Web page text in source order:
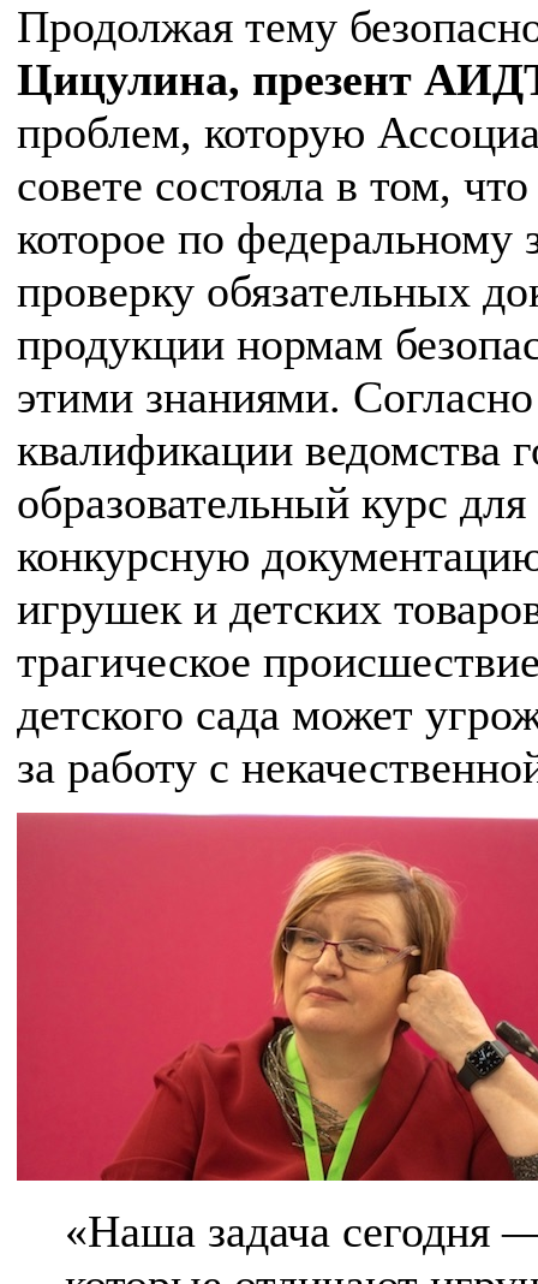
Продолжая тему
Цицулина, презент
проблем, которую
совете состояла в том,
которое по федеральному
проверку обязательных
продукции нормам
этими знаниями.
квалификации ведомства
образовательный курс
конкурсную
игрушек и детских
трагическое
детского сада может
за работу с
«Наша задача сегодня